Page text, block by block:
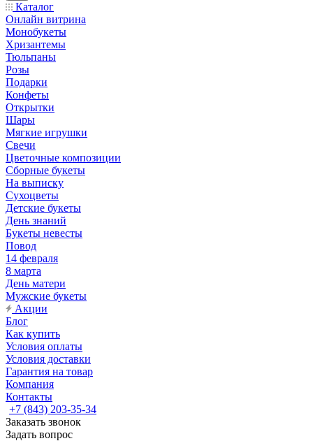
Каталог
Онлайн витрина
Монобукеты
Хризантемы
Тюльпаны
Розы
Подарки
Конфеты
Открытки
Шары
Мягкие игрушки
Свечи
Цветочные композиции
Сборные букеты
На выписку
Сухоцветы
Детские букеты
День знаний
Букеты невесты
Повод
14 февраля
8 марта
День матери
Мужские букеты
Акции
Блог
Как купить
Условия оплаты
Условия доставки
Гарантия на товар
Компания
Контакты
+7 (843) 203-35-34
Заказать звонок
Задать вопрос